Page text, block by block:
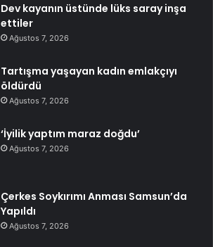
Dev kayanın üstünde lüks saray inşa
ettiler
Ağustos 7, 2026
Tartışma yaşayan kadın emlakçıyı
öldürdü
Ağustos 7, 2026
‘İyilik yaptım maraz doğdu’
Ağustos 7, 2026
Çerkes Soykırımı Anması Samsun’da
Yapıldı
Ağustos 7, 2026